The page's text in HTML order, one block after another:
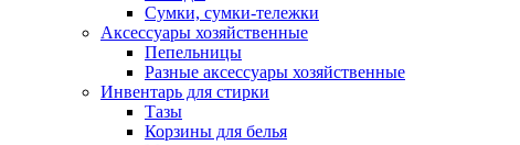
Сумки, сумки-тележки
Аксессуары хозяйственные
Пепельницы
Разные аксессуары хозяйственные
Инвентарь для стирки
Тазы
Корзины для белья